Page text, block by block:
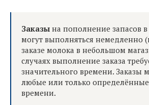
Заказы на пополнение запасов в
могут выполняться немедленно
заказе молока в небольшом
случаях выполнение заказа
значительного времени. Заказы
любые или только
времени.